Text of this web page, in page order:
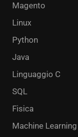
Magento
Linux
Python
Java
Linguaggio C
SQL
Fisica
Machine Learning